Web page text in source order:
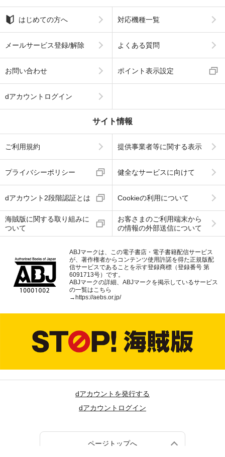
はじめての方へ 対応機種一覧
メールサービス登録/解除 よくある質問
お問い合わせ ポイント表示設定
dアカウントログイン
サイト情報
ご利用規約 提供事業者等に関する表示
プライバシーポリシー 健全なサービスに向けて
dアカウント2段階認証とは Cookieの利用について
海賊版に関する取り組みに
ついて
お客さまのご利用端末から
の情報の外部送信について
ABJマークは、この電子書店・電子書籍配信サービス
が、著作権者からコンテンツ使用許諾を得た正規版配
信サービスであることを示す登録商標（登録番号 第
6091713号）です。
ABJマークの詳細、ABJマークを掲示しているサービス
の一覧はこちら
→ https://aebs.or.jp/
dアカウントを発行する
dアカウントログイン
ページトップへ